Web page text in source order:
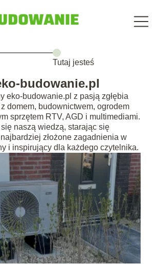
Tutaj jesteś
budowanie.pl
eko-budowanie.pl z pasją zgłębia
domem, budownictwem, ogrodem
sprzętem RTV, AGD i multimediami.
naszą wiedzą, starając się
złożone zagadnienia w
i inspirujący dla każdego czytelnika.